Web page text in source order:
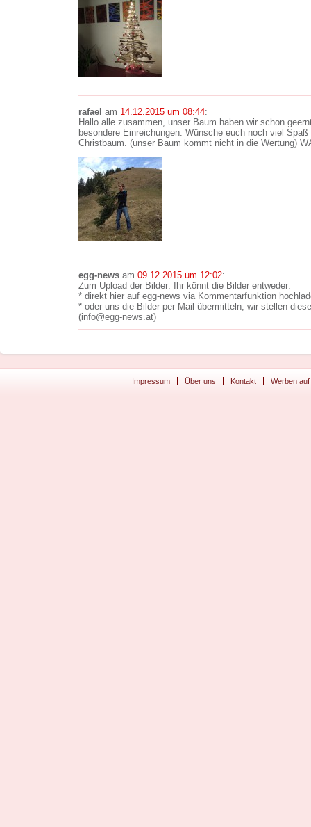
rafael am 14.12.2015 um 08:44:
Hallo alle zusammen, unser Baum haben wir schon
besondere Einreichungen. Wünsche euch noch viel
Christbaum. (unser Baum kommt nicht in die Wertung)
egg-news am 09.12.2015 um 12:02:
Zum Upload der Bilder: Ihr könnt die Bilder entweder:
* direkt hier auf egg-news via Kommentarfunktion
* oder uns die Bilder per Mail übermitteln, wir stellen
(info@egg-news.at)
Impressum Über uns Kontakt Werben